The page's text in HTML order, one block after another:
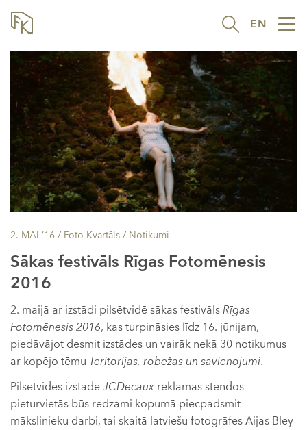
EN
2. MAI ’16 / Foto Kvartāls / Notikumi
Sākas festivāls Rīgas Fotomēnesis
2016
2. maijā ar izstādi pilsētvidē sākas festivālsRīgas
Fotomēnesis 2016, kas turpināsies līdz 16. jūnijam,
piedāvājot desmit izstādes un vairāk nekā 30 notikumus
ar kopējo tēmu Teritorijas, robežas un savienojumi.
Pilsētvides izstādēJCDecaux reklāmas stendos
pieturvietās būs redzami kopumā piecpadsmit
mākslinieku darbi, tai skaitā latviešu fotogrāfes Aijas Bley